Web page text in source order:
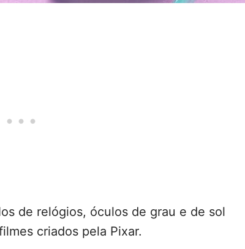
de relógios, óculos de grau e de sol
criados pela Pixar.